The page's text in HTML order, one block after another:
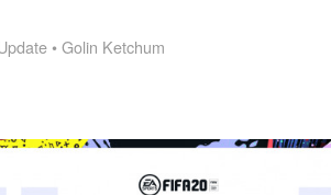
•Golin Ketchum